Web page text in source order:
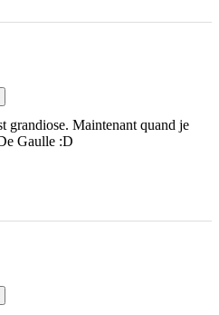
grandiose. Maintenant quand je
Gaulle :D